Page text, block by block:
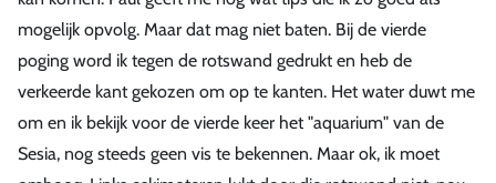
mogelijk opvolg. Maar dat mag niet baten. Bij de vierde
poging word ik tegen de rotswand gedrukt en heb de
verkeerde kant gekozen om op te kanten. Het water duwt me
om en ik bekijk voor de vierde keer het "aquarium" van de
Sesia, nog steeds geen vis te bekennen. Maar ok, ik moet